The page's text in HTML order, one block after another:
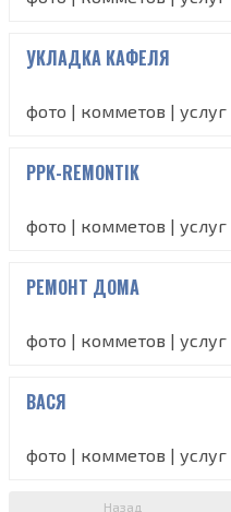
УКЛАДКА КАФЕЛЯ
фото | комметов | услуг
PPK-REMONTIK
фото | комметов | услуг
РЕМОНТ ДОМА
фото | комметов | услуг
ВАСЯ
фото | комметов | услуг
Назад